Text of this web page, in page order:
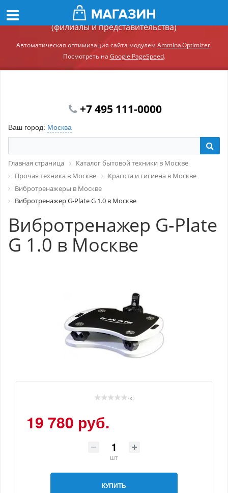
Демонстрационный сайт модуля Ammina.Регионы
(филиалы и представительства)
Автоматическая оптимизация сайта модулем Ammina.Optimizer.
Посмотреть на Google PageSpeed.
+7 495 111-0000
Ваш город: Москва
Главная страница
Каталог бытовой техники в Москве
Прочая техника в Москве
Красота и гигиена в Москве
Вибротренажеры в Москве
Вибротренажер G-Plate G 1.0 в Москве
Вибротренажер G-Plate
G 1.0 в Москве
( 0 )
19 780 руб.
шт
КУПИТЬ